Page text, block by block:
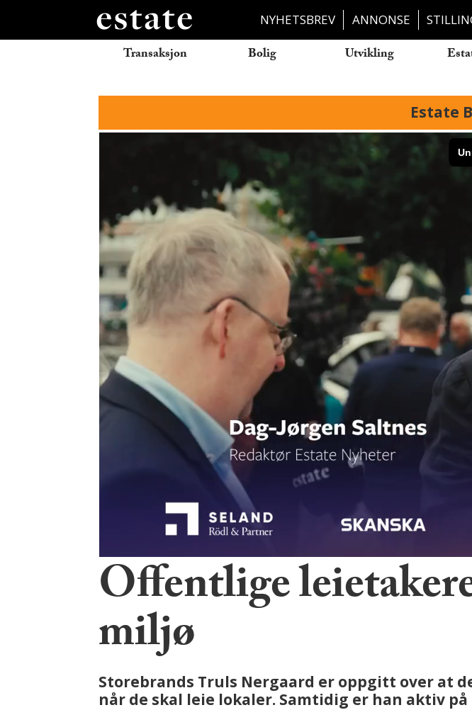
NYHETSBREV ANNONSE
Transaksjon Bolig Utvikling
Estate
Offentlige
miljø
Storebrands Truls Nergaard er oppgitt over at
når de skal leie lokaler. Samtidig er han aktiv